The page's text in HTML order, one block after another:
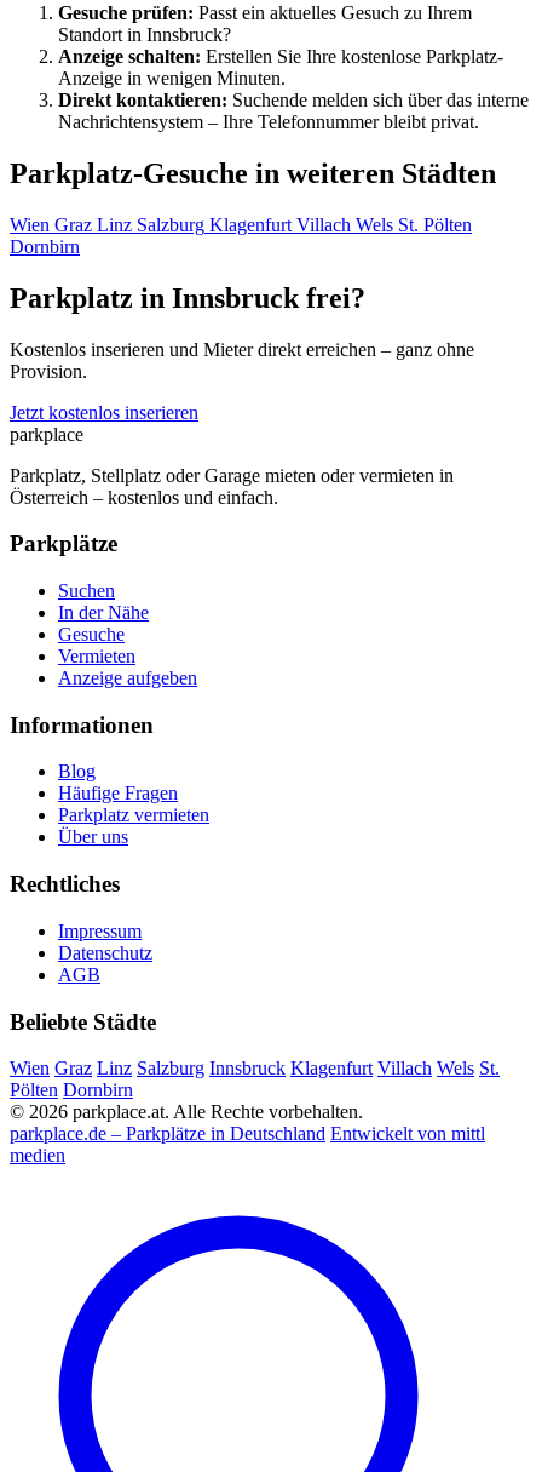
Gesuche prüfen: Passt ein aktuelles Gesuch zu Ihrem
Standort in Innsbruck?
Anzeige schalten: Erstellen Sie Ihre kostenlose Parkplatz-
Anzeige in wenigen Minuten.
Direkt kontaktieren: Suchende melden sich über das interne
Nachrichtensystem – Ihre Telefonnummer bleibt privat.
Parkplatz-Gesuche in weiteren Städten
Wien Graz Linz Salzburg Klagenfurt Villach Wels St. Pölten
Dornbirn
Parkplatz in Innsbruck frei?
Kostenlos inserieren und Mieter direkt erreichen – ganz ohne
Provision.
Jetzt kostenlos inserieren
parkplace
Parkplatz, Stellplatz oder Garage mieten oder vermieten in
Österreich – kostenlos und einfach.
Parkplätze
Suchen
In der Nähe
Gesuche
Vermieten
Anzeige aufgeben
Informationen
Blog
Häufige Fragen
Parkplatz vermieten
Über uns
Rechtliches
Impressum
Datenschutz
AGB
Beliebte Städte
Wien Graz Linz Salzburg Innsbruck Klagenfurt Villach Wels St.
Pölten Dornbirn
© 2026 parkplace.at. Alle Rechte vorbehalten.
parkplace.de – Parkplätze in Deutschland Entwickelt von mittl
medien